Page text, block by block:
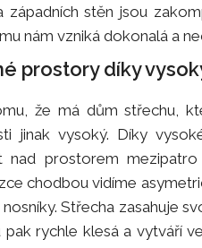
západních stěn jsou
nám vzniká dokonalá a
prostory díky
že má dům střechu,
jinak vysoký. Díky
nad prostorem
chodbou vidíme
nosníky. Střecha zasahuje
pak rychle klesá a vytváří